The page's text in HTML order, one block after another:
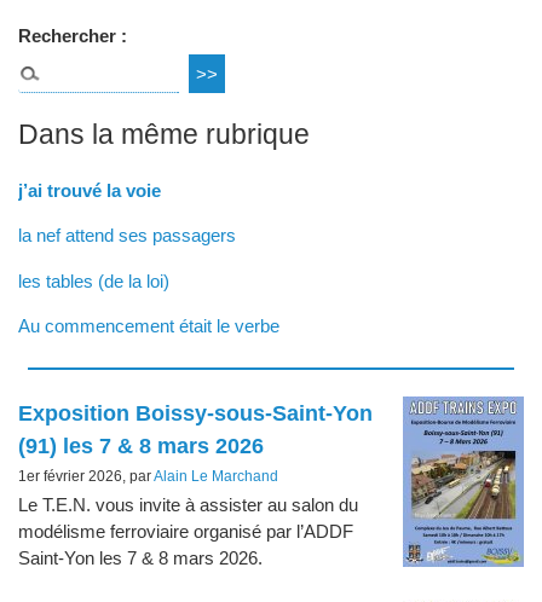
Rechercher :
Dans la même rubrique
j’ai trouvé la voie
la nef attend ses passagers
les tables (de la loi)
Au commencement était le verbe
Articles les plus récents
Exposition Boissy-sous-Saint-Yon
(91) les 7 & 8 mars 2026
1er février 2026, parAlain Le Marchand
Le T.E.N. vous invite à assister au salon du
modélisme ferroviaire organisé par l’ADDF
Saint-Yon les 7 & 8 mars 2026.